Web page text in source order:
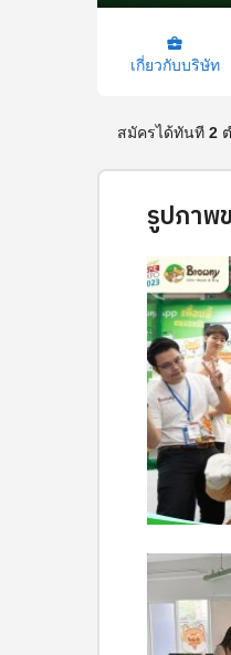
business_center
เกี่ยวกับบริษัท
สมัครได้ทันที 2
รูปภาพ